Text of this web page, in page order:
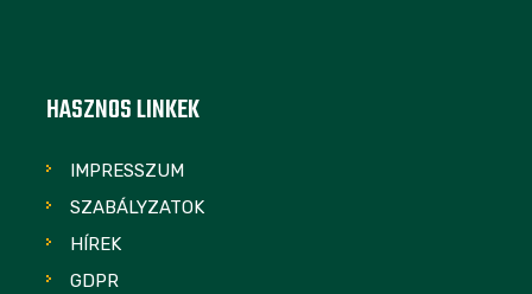
HASZNOS LINKEK
IMPRESSZUM
SZABÁLYZATOK
HÍREK
GDPR